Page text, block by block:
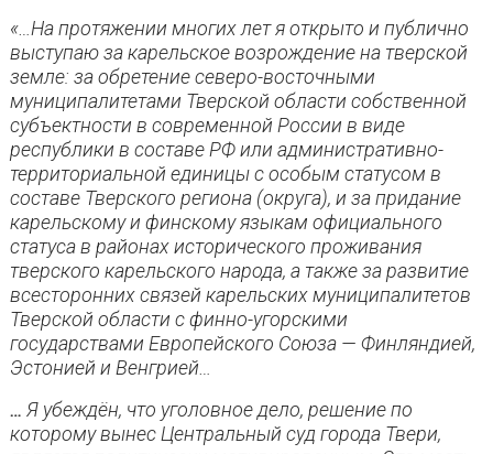
«…На протяжении многих лет я открыто и публично
выступаю за карельское возрождение на тверской
земле: за обретение северо-восточными
муниципалитетами Тверской области собственной
субъектности в современной России в виде
республики в составе РФ или административно-
территориальной единицы с особым статусом в
составе Тверского региона (округа), и за придание
карельскому и финскому языкам официального
статуса в районах исторического проживания
тверского карельского народа, а также за развитие
всесторонних связей карельских муниципалитетов
Тверской области с финно-угорскими
государствами Европейского Союза — Финляндией,
Эстонией и Венгрией…
… Я убеждён, что уголовное дело, решение по
которому вынес Центральный суд города Твери,